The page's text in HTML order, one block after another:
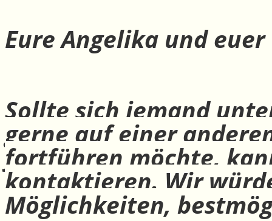
Eure Angelika und
Sollte sich jemand
gerne auf einer
fortführen möchte,
kontaktieren. Wir
Möglichkeiten,